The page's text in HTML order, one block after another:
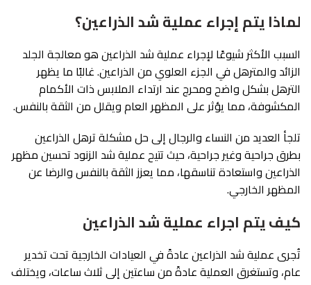
لماذا يتم إجراء عملية شد الذراعين؟
السبب الأكثر شيوعًا لإجراء عملية شد الذراعين هو معالجة الجلد
الزائد والمترهل في الجزء العلوي من الذراعين. غالبًا ما يظهر
الترهل بشكل واضح ومحرج عند ارتداء الملابس ذات الأكمام
المكشوفة، مما يؤثر على المظهر العام ويقلل من الثقة بالنفس.
تلجأ العديد من النساء والرجال إلى حل مشكلة ترهل الذراعين
بطرق جراحية وغير جراحية، حيث تتيح عملية شد الزنود تحسين مظهر
الذراعين واستعادة تناسقها، مما يعزز الثقة بالنفس والرضا عن
المظهر الخارجي.
كيف يتم اجراء عملية شد الذراعين
تُجرى عملية شد الذراعين عادةً في العيادات الخارجية تحت تخدير
عام، وتستغرق العملية عادةً من ساعتين إلى ثلاث ساعات، ويختلف